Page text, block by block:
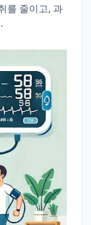
를 줄이고, 과